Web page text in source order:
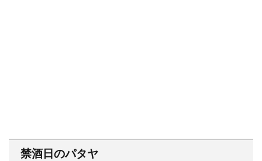
禁酒日のパタヤ